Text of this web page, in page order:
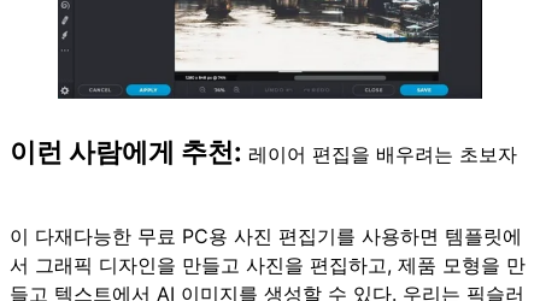
이런 사람에게 추천: 레이어 편집을 배우려는 초보자
이 다재다능한 무료 PC용 사진 편집기를 사용하면 템플릿에
서 그래픽 디자인을 만들고 사진을 편집하고, 제품 모형을 만
들고 텍스트에서 AI 이미지를 생성할 수 있다. 우리는 픽슬러